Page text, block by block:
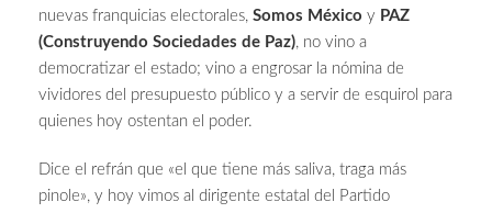
nuevas franquicias electorales, Somos México y PAZ
(Construyendo Sociedades de Paz), no vino a
democratizar el estado; vino a engrosar la nómina de
vividores del presupuesto público y a servir de esquirol para
quienes hoy ostentan el poder.
Dice el refrán que «el que tiene más saliva, traga más
pinole», y hoy vimos al dirigente estatal del Partido